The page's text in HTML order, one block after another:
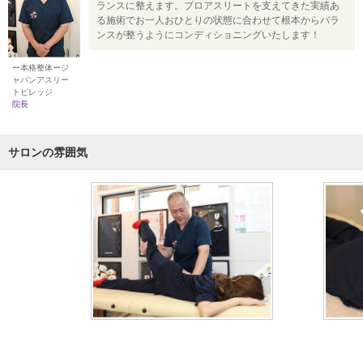
ー本格整体ージ
ャパンアスリー
トビレッジ
院長
ランスに整えます。プロアスリートを支えてきた実績あ
る施術でお一人おひとりの状態に合わせて根本からバラ
ンスが整うようにコンディショニングいたします！
サロンの雰囲気